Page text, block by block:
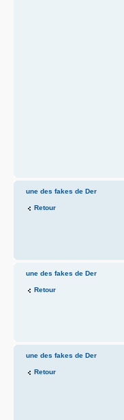
une des fakes de Der
Retour
une des fakes de Der
Retour
une des fakes de Der
Retour